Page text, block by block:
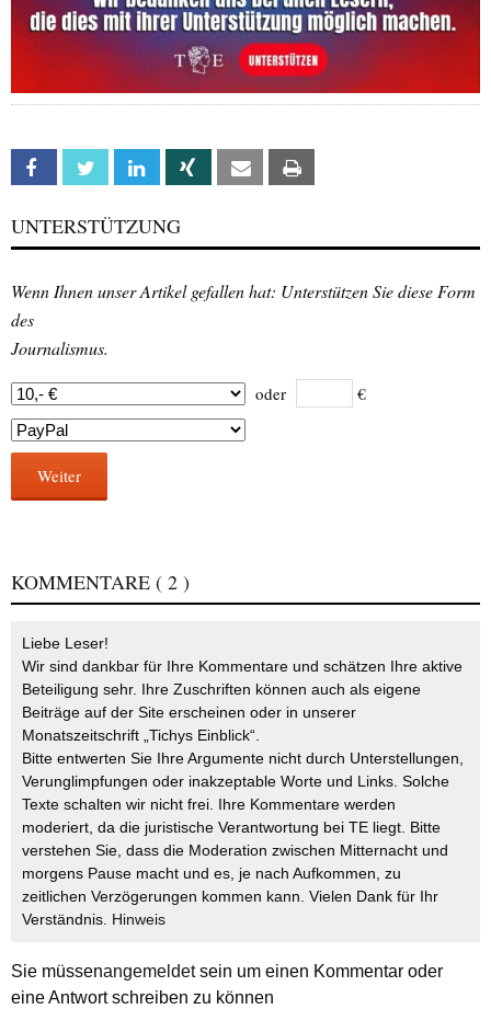
Facebook Twitter Linkedin Xing Email
UNTERSTÜTZUNG
Wenn Ihnen unser Artikel gefallen hat: Unterstützen Sie diese Form
des
Journalismus.
oder €
Weiter
KOMMENTARE ( 2 )
Liebe Leser!
Wir sind dankbar für Ihre Kommentare und schätzen Ihre aktive
Beteiligung sehr. Ihre Zuschriften können auch als eigene
Beiträge auf der Site erscheinen oder in unserer
Monatszeitschrift „Tichys Einblick“.
Bitte entwerten Sie Ihre Argumente nicht durch Unterstellungen,
Verunglimpfungen oder inakzeptable Worte und Links. Solche
Texte schalten wir nicht frei. Ihre Kommentare werden
moderiert, da die juristische Verantwortung bei TE liegt. Bitte
verstehen Sie, dass die Moderation zwischen Mitternacht und
morgens Pause macht und es, je nach Aufkommen, zu
zeitlichen Verzögerungen kommen kann. Vielen Dank für Ihr
Verständnis. Hinweis
Sie müssenangemeldetsein um einen Kommentar oder
eine Antwort schreiben zu können